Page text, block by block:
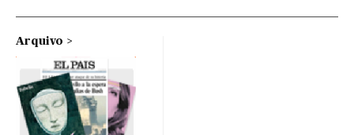
Arquivo